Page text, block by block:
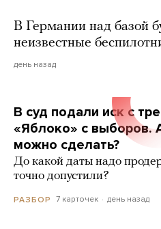
В Германии над базой
неизвестные
день назад
В суд подали иск с
«Яблоко» с выборов.
можно сделать?
До какой даты надо
точно допустили?
РАЗБОР 7 карточек день назад